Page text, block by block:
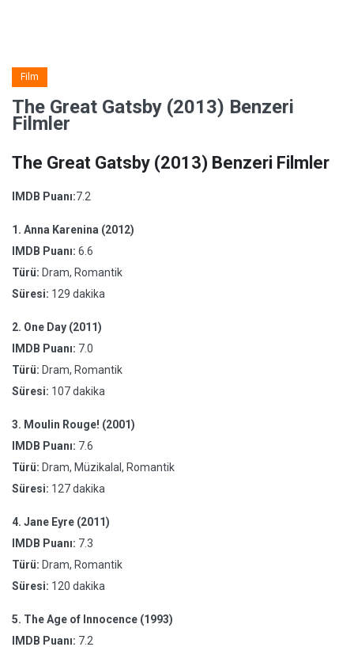
Film
The Great Gatsby (2013) Benzeri
Filmler
The Great Gatsby (2013) Benzeri Filmler
IMDB Puanı:7.2
1. Anna Karenina (2012)
IMDB Puanı: 6.6
Türü: Dram, Romantik
Süresi: 129 dakika
2. One Day (2011)
IMDB Puanı: 7.0
Türü: Dram, Romantik
Süresi: 107 dakika
3. Moulin Rouge! (2001)
IMDB Puanı: 7.6
Türü: Dram, Müzikalal, Romantik
Süresi: 127 dakika
4. Jane Eyre (2011)
IMDB Puanı: 7.3
Türü: Dram, Romantik
Süresi: 120 dakika
5. The Age of Innocence (1993)
IMDB Puanı: 7.2